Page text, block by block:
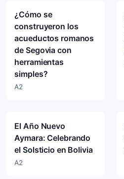
¿Cómo se
construyeron los
acueductos romanos
de Segovia con
herramientas
simples?
A2
El Año Nuevo
Aymara: Celebrando
el Solsticio en Bolivia
A2